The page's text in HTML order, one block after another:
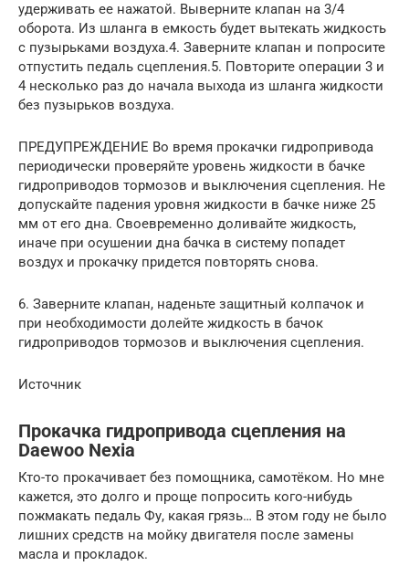
удерживать ее нажатой. Выверните клапан на 3/4
оборота. Из шланга в емкость будет вытекать жидкость
с пузырьками воздуха.4. Заверните клапан и попросите
отпустить педаль сцепления.5. Повторите операции 3 и
4 несколько раз до начала выхода из шланга жидкости
без пузырьков воздуха.
ПРЕДУПРЕЖДЕНИЕ Во время прокачки гидропривода
периодически проверяйте уровень жидкости в бачке
гидроприводов тормозов и выключения сцепления. Не
допускайте падения уровня жидкости в бачке ниже 25
мм от его дна. Своевременно доливайте жидкость,
иначе при осушении дна бачка в систему попадет
воздух и прокачку придется повторять снова.
6. Заверните клапан, наденьте защитный колпачок и
при необходимости долейте жидкость в бачок
гидроприводов тормозов и выключения сцепления.
Источник
Прокачка гидропривода сцепления на
Daewoo Nexia
Кто-то прокачивает без помощника, самотёком. Но мне
кажется, это долго и проще попросить кого-нибудь
пожмакать педаль Фу, какая грязь… В этом году не было
лишних средств на мойку двигателя после замены
масла и прокладок.